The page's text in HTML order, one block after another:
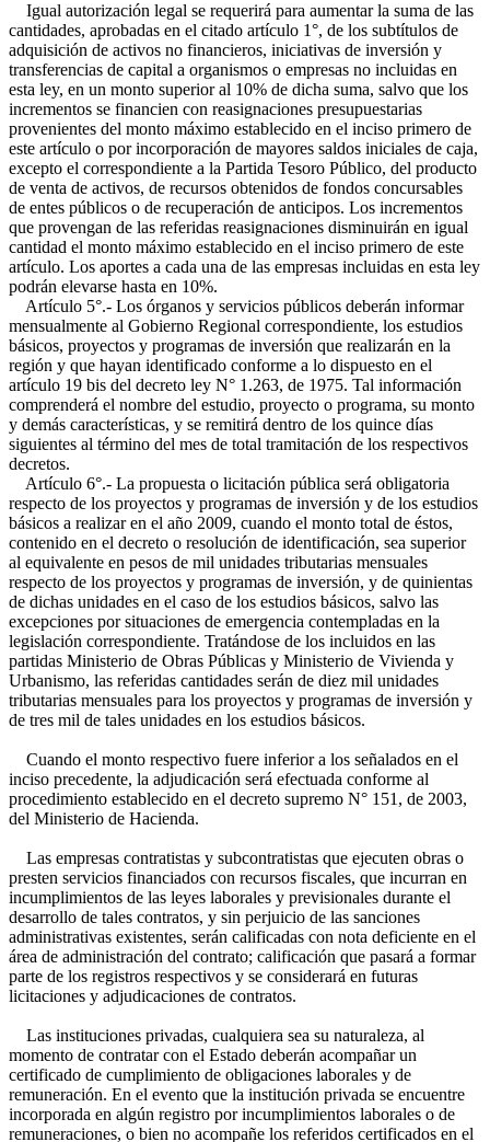
Igual autorización legal se requerirá para aumentar la suma de las
cantidades, aprobadas en el citado artículo 1°, de los subtítulos de
adquisición de activos no financieros, iniciativas de inversión y
transferencias de capital a organismos o empresas no incluidas en
esta ley, en un monto superior al 10% de dicha suma, salvo que los
incrementos se financien con reasignaciones presupuestarias
provenientes del monto máximo establecido en el inciso primero de
este artículo o por incorporación de mayores saldos iniciales de caja,
excepto el correspondiente a la Partida Tesoro Público, del producto
de venta de activos, de recursos obtenidos de fondos concursables
de entes públicos o de recuperación de anticipos. Los incrementos
que provengan de las referidas reasignaciones disminuirán en igual
cantidad el monto máximo establecido en el inciso primero de este
artículo. Los aportes a cada una de las empresas incluidas en esta ley
podrán elevarse hasta en 10%.
Artículo 5°.- Los órganos y servicios públicos deberán informar
mensualmente al Gobierno Regional correspondiente, los estudios
básicos, proyectos y programas de inversión que realizarán en la
región y que hayan identificado conforme a lo dispuesto en el
artículo 19 bis del decreto ley N° 1.263, de 1975. Tal información
comprenderá el nombre del estudio, proyecto o programa, su monto
y demás características, y se remitirá dentro de los quince días
siguientes al término del mes de total tramitación de los respectivos
decretos.
Artículo 6°.- La propuesta o licitación pública será obligatoria
respecto de los proyectos y programas de inversión y de los estudios
básicos a realizar en el año 2009, cuando el monto total de éstos,
contenido en el decreto o resolución de identificación, sea superior
al equivalente en pesos de mil unidades tributarias mensuales
respecto de los proyectos y programas de inversión, y de quinientas
de dichas unidades en el caso de los estudios básicos, salvo las
excepciones por situaciones de emergencia contempladas en la
legislación correspondiente. Tratándose de los incluidos en las
partidas Ministerio de Obras Públicas y Ministerio de Vivienda y
Urbanismo, las referidas cantidades serán de diez mil unidades
tributarias mensuales para los proyectos y programas de inversión y
de tres mil de tales unidades en los estudios básicos.
Cuando el monto respectivo fuere inferior a los señalados en el
inciso precedente, la adjudicación será efectuada conforme al
procedimiento establecido en el decreto supremo N° 151, de 2003,
del Ministerio de Hacienda.
Las empresas contratistas y subcontratistas que ejecuten obras o
presten servicios financiados con recursos fiscales, que incurran en
incumplimientos de las leyes laborales y previsionales durante el
desarrollo de tales contratos, y sin perjuicio de las sanciones
administrativas existentes, serán calificadas con nota deficiente en el
área de administración del contrato; calificación que pasará a formar
parte de los registros respectivos y se considerará en futuras
licitaciones y adjudicaciones de contratos.
Las instituciones privadas, cualquiera sea su naturaleza, al
momento de contratar con el Estado deberán acompañar un
certificado de cumplimiento de obligaciones laborales y de
remuneración. En el evento que la institución privada se encuentre
incorporada en algún registro por incumplimientos laborales o de
remuneraciones, o bien no acompañe los referidos certificados en el